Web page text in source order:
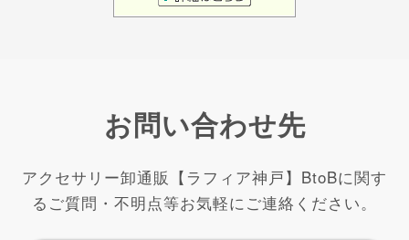
お問い合わせ先
アクセサリー卸通販【ラフィア神戸】BtoBに関す
るご質問・不明点等お気軽にご連絡ください。